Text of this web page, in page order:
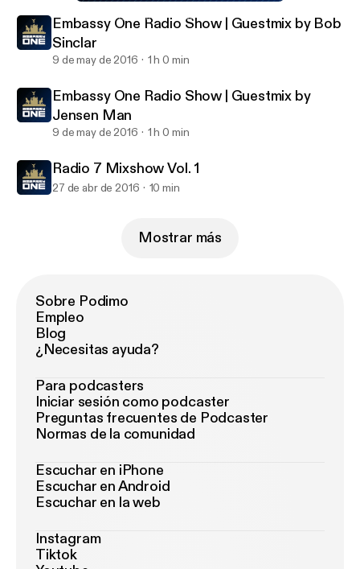
Embassy One Radio Show
Embassy One Radio Show | Guestmix by Bob
Sinclar
9 de may de 2016 1 h 0 min
Embassy One Radio Show | Guestmix by
Jensen Man
9 de may de 2016 1 h 0 min
Radio 7 Mixshow Vol. 1
27 de abr de 2016 10 min
Mostrar más
Sobre Podimo
Empleo
Blog
¿Necesitas ayuda?
Para podcasters
Iniciar sesión como podcaster
Preguntas frecuentes de Podcaster
Normas de la comunidad
Escuchar en iPhone
Escuchar en Android
Escuchar en la web
Instagram
Tiktok